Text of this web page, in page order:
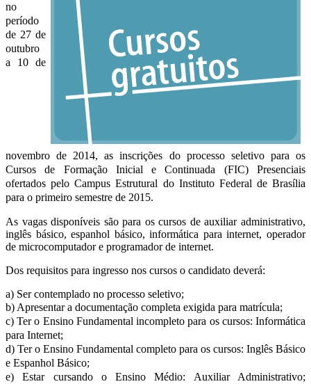
no
período
de 27 de
outubro
a 10 de
novembro de 2014, as inscrições do processo seletivo para os
Cursos de Formação Inicial e Continuada (FIC) Presenciais
ofertados pelo Campus Estrutural do Instituto Federal de Brasília
para o primeiro semestre de 2015.
As vagas disponíveis são para os cursos de auxiliar administrativo,
inglês básico, espanhol básico, informática para internet, operador
de microcomputador e programador de internet.
Dos requisitos para ingresso nos cursos o candidato deverá:
a) Ser contemplado no processo seletivo;
b) Apresentar a documentação completa exigida para matrícula;
c) Ter o Ensino Fundamental incompleto para os cursos: Informática
para Internet;
d) Ter o Ensino Fundamental completo para os cursos: Inglês Básico
e Espanhol Básico;
e) Estar cursando o Ensino Médio: Auxiliar Administrativo;